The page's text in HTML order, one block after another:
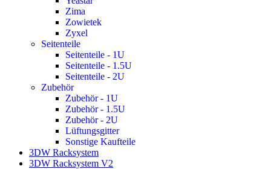
Zima
Zowietek
Zyxel
Seitenteile
Seitenteile - 1U
Seitenteile - 1.5U
Seitenteile - 2U
Zubehör
Zubehör - 1U
Zubehör - 1.5U
Zubehör - 2U
Lüftungsgitter
Sonstige Kaufteile
3DW Racksystem
3DW Racksystem V2